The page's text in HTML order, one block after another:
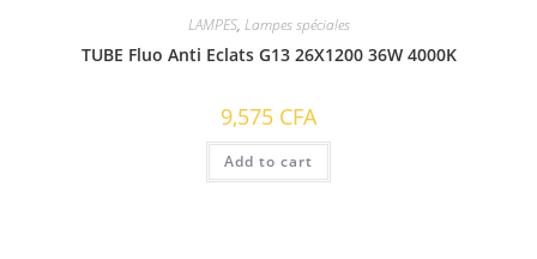
LAMPES, Lampes spéciales
TUBE Fluo Anti Eclats G13 26X1200 36W 4000K
9,575 CFA
Add to cart